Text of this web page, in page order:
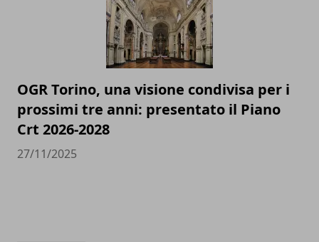
OGR Torino, una visione condivisa per i
prossimi tre anni: presentato il Piano
Crt 2026-2028
27/11/2025